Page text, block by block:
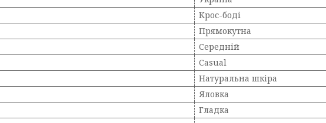
Крос-боді
Прямокутна
Середній
Casual
Натуральна шкіра
Яловка
Гладка